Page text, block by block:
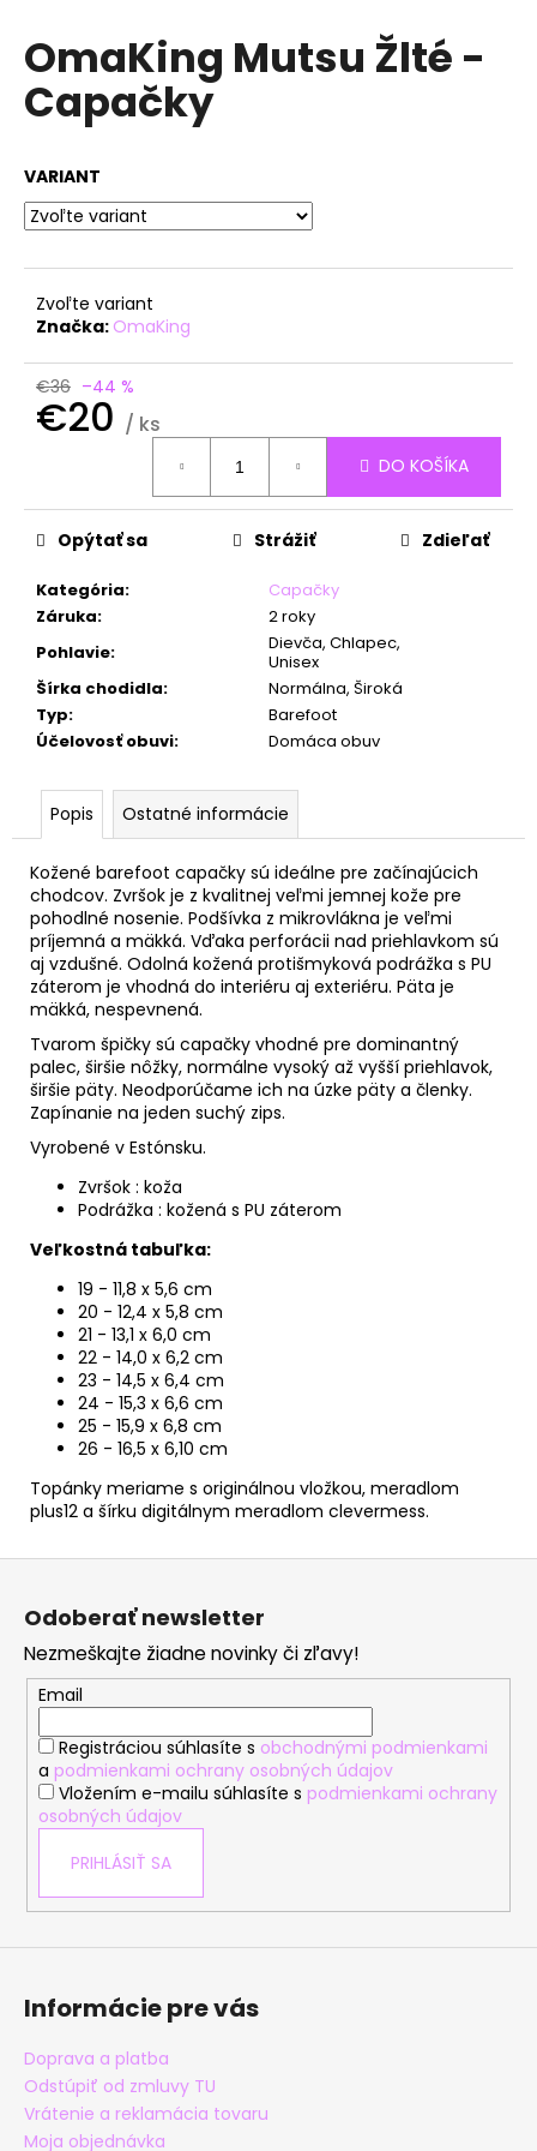
OmaKing Mutsu Žlté -
Capačky
VARIANT
Zvoľte variant
Značka: OmaKing
€36 –44 %
€20 / ks
DO KOŠÍKA
Kategória:
Capačky
Záruka:
2 roky
Pohlavie:
Dievča, Chlapec,
Unisex
Šírka chodidla:
Normálna, Široká
Typ:
Barefoot
Účelovosť obuvi: Domáca obuv
Opýtať sa Strážiť Zdieľať
Popis Ostatné informácie
Kožené barefoot capačky sú ideálne pre začínajúcich
chodcov. Zvršok je z kvalitnej veľmi jemnej kože pre
pohodlné nosenie. Podšívka z mikrovlákna je veľmi
príjemná a mäkká. Vďaka perforácii nad priehlavkom sú
aj vzdušné. Odolná kožená protišmyková podrážka s PU
záterom je vhodná do interiéru aj exteriéru. Päta je
mäkká, nespevnená.
Tvarom špičky sú capačky vhodné pre dominantný
palec, širšie nôžky, normálne vysoký až vyšší priehlavok,
širšie päty. Neodporúčame ich na úzke päty a členky.
Zapínanie na jeden suchý zips.
Vyrobené v Estónsku.
Zvršok : koža
Podrážka : kožená s PU záterom
Veľkostná tabuľka:
19 - 11,8 x 5,6 cm
20 - 12,4 x 5,8 cm
21 - 13,1 x 6,0 cm
22 - 14,0 x 6,2 cm
23 - 14,5 x 6,4 cm
24 - 15,3 x 6,6 cm
25 - 15,9 x 6,8 cm
26 - 16,5 x 6,10 cm
Topánky meriame s originálnou vložkou, meradlom
plus12 a šírku digitálnym meradlom clevermess.
j
s
ť
O
d
ú
č
m
e
Z
Odoberať newsletter
Nezmeškajte žiadne novinky či zľavy!
Email
Registráciou súhlasíte s obchodnými podmienkami
a podmienkami ochrany osobných údajov
Vložením e-mailu súhlasíte s podmienkami ochrany
osobných údajov
PRIHLÁSIŤ SA
Informácie pre vás
Doprava a platba
Odstúpiť od zmluvy TU
Vrátenie a reklamácia tovaru
Moja objednávka